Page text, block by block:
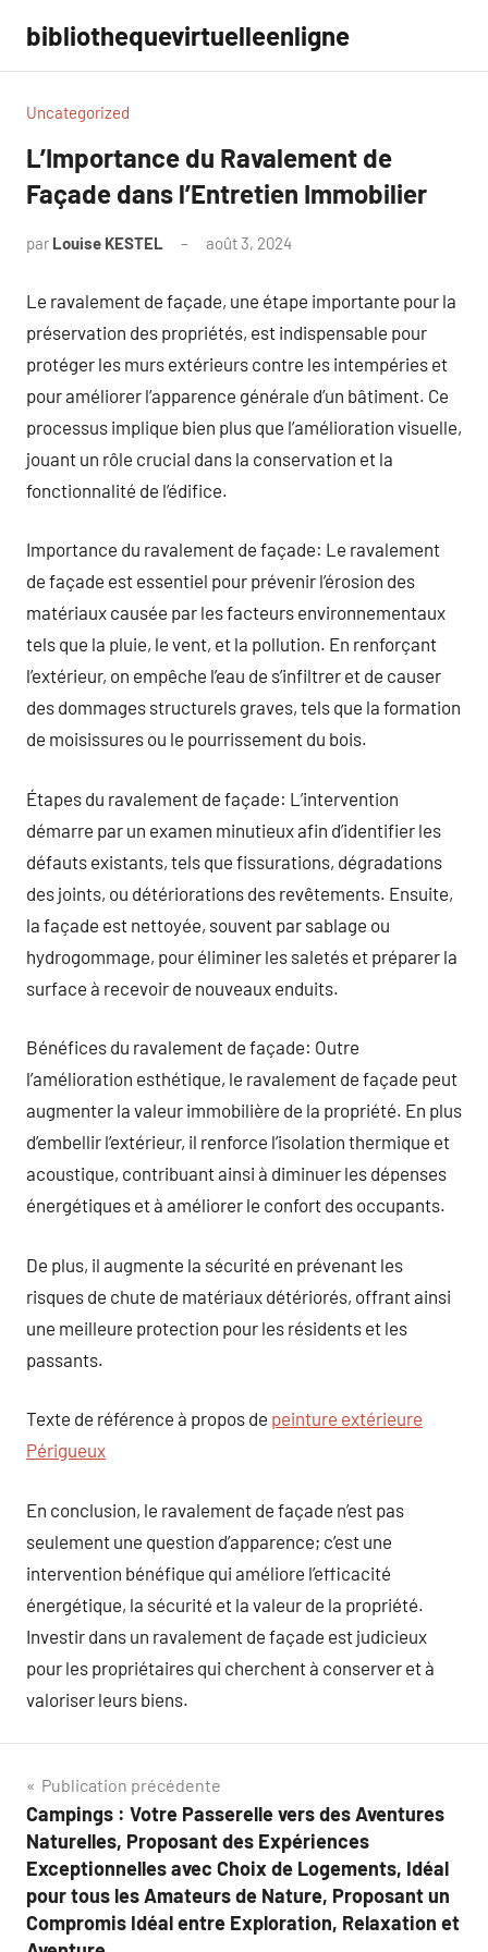
contenu
bibliothequevirtuelleenligne
Uncategorized
L’Importance du Ravalement de
Façade dans l’Entretien Immobilier
par Louise KESTEL août 3, 2024
Le ravalement de façade, une étape importante pour la
préservation des propriétés, est indispensable pour
protéger les murs extérieurs contre les intempéries et
pour améliorer l’apparence générale d’un bâtiment. Ce
processus implique bien plus que l’amélioration visuelle,
jouant un rôle crucial dans la conservation et la
fonctionnalité de l’édifice.
Importance du ravalement de façade: Le ravalement
de façade est essentiel pour prévenir l’érosion des
matériaux causée par les facteurs environnementaux
tels que la pluie, le vent, et la pollution. En renforçant
l’extérieur, on empêche l’eau de s’infiltrer et de causer
des dommages structurels graves, tels que la formation
de moisissures ou le pourrissement du bois.
Étapes du ravalement de façade: L’intervention
démarre par un examen minutieux afin d’identifier les
défauts existants, tels que fissurations, dégradations
des joints, ou détériorations des revêtements. Ensuite,
la façade est nettoyée, souvent par sablage ou
hydrogommage, pour éliminer les saletés et préparer la
surface à recevoir de nouveaux enduits.
Bénéfices du ravalement de façade: Outre
l’amélioration esthétique, le ravalement de façade peut
augmenter la valeur immobilière de la propriété. En plus
d’embellir l’extérieur, il renforce l’isolation thermique et
acoustique, contribuant ainsi à diminuer les dépenses
énergétiques et à améliorer le confort des occupants.
De plus, il augmente la sécurité en prévenant les
risques de chute de matériaux détériorés, offrant ainsi
une meilleure protection pour les résidents et les
passants.
Texte de référence à propos de peinture extérieure
Périgueux
En conclusion, le ravalement de façade n’est pas
seulement une question d’apparence; c’est une
intervention bénéfique qui améliore l’efficacité
énergétique, la sécurité et la valeur de la propriété.
Investir dans un ravalement de façade est judicieux
pour les propriétaires qui cherchent à conserver et à
valoriser leurs biens.
Navigation
de
l’article
Publication précédente
Campings : Votre Passerelle vers des Aventures
Naturelles, Proposant des Expériences
Exceptionnelles avec Choix de Logements, Idéal
pour tous les Amateurs de Nature, Proposant un
Compromis Idéal entre Exploration, Relaxation et